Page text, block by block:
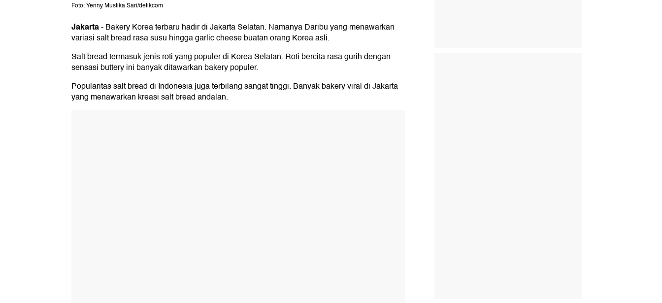
Foto: Yenny Mustika Sari/detikcom
Jakarta-Bakery Korea terbaru hadir di Jakarta Selatan. Namanya Daribu yang menawarkan
variasi salt bread rasa susu hingga garlic cheese buatan orang Korea asli.
Salt bread termasuk jenis roti yang populer di Korea Selatan. Roti bercita rasa gurih dengan
sensasi buttery ini banyak ditawarkan bakery populer.
Popularitas salt bread di Indonesia juga terbilang sangat tinggi. Banyak bakery viral di Jakarta
yang menawarkan kreasi salt bread andalan.